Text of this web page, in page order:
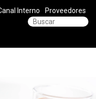
Interno Proveedores